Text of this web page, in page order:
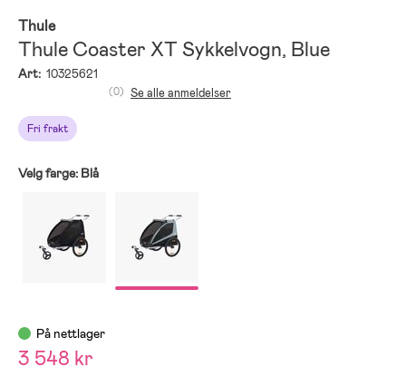
Thule
Thule Coaster XT Sykkelvogn, Blue
Art: 10325621
Fri frakt
(0) Se alle anmeldelser
Velg farge: Blå
På nettlager
3 548 kr